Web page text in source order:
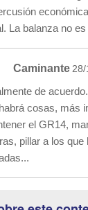
La balanza no
Caminante
de acuerdo.
cosas, más
el GR14,
pillar a los que